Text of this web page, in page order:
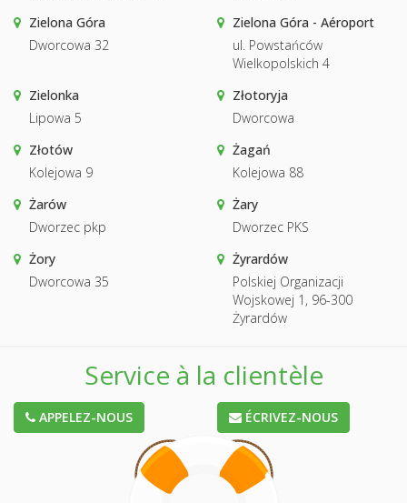
Zielona Góra
Dworcowa 32
Zielona Góra - Aéroport
ul. Powstańców
Wielkopolskich 4
Zielonka
Lipowa 5
Złotoryja
Dworcowa
Złotów
Kolejowa 9
Żagań
Kolejowa 88
Żarów
Dworzec pkp
Żary
Dworzec PKS
Żory
Dworcowa 35
Żyrardów
Polskiej Organizacji
Wojskowej 1, 96-300
Żyrardów
Service à la clientèle
APPELEZ-NOUS ÉCRIVEZ-NOUS